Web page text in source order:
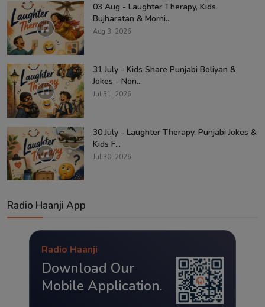
03 Aug - Laughter Therapy, Kids
Bujharatan & Morni...
Aug 3, 2026
31 July - Kids Share Punjabi Boliyan &
Jokes - Non...
Jul 31, 2026
30 July - Laughter Therapy, Punjabi Jokes &
Kids F...
Jul 30, 2026
Radio Haanji App
Radio Haanji
Download Our
Mobile Application.